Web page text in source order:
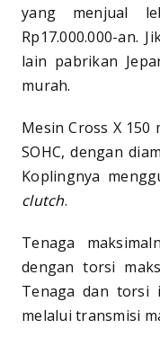
yang menjual
Rp17.000.000-an.
lain pabrikan
murah.
Mesin Cross X
SOHC, dengan
Koplingnya
clutch.
Tenaga
dengan torsi
Tenaga dan torsi
melalui transmisi